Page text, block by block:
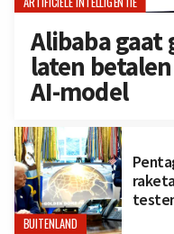
Alibaba
laten
AI-model
BUITENLAND